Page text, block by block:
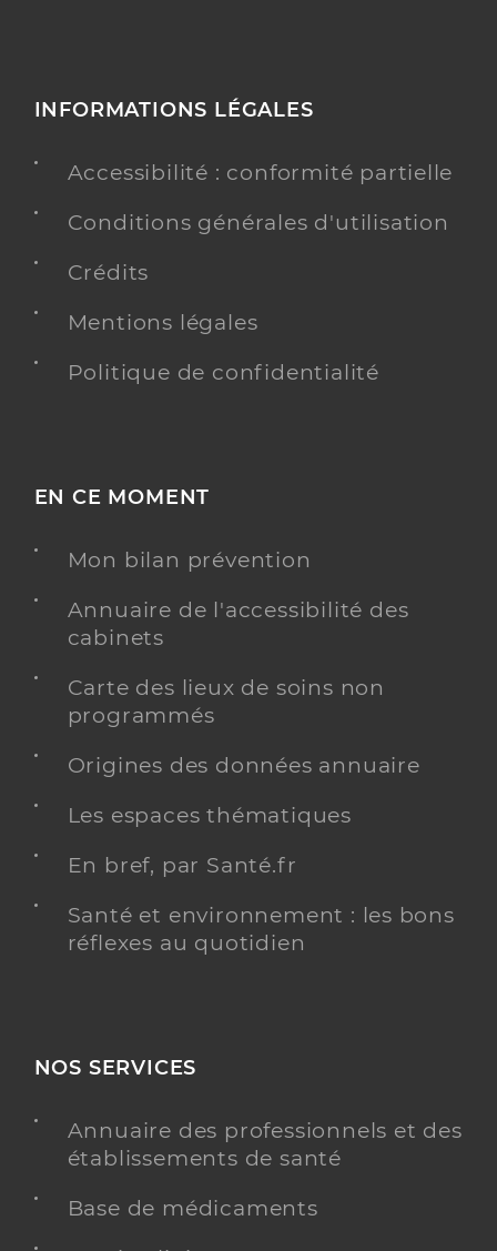
INFORMATIONS LÉGALES
Accessibilité : conformité partielle
Conditions générales d'utilisation
Crédits
Mentions légales
Politique de confidentialité
EN CE MOMENT
Mon bilan prévention
Annuaire de l'accessibilité des
cabinets
Carte des lieux de soins non
programmés
Origines des données annuaire
Les espaces thématiques
En bref, par Santé.fr
Santé et environnement : les bons
réflexes au quotidien
NOS SERVICES
Annuaire des professionnels et des
établissements de santé
Base de médicaments